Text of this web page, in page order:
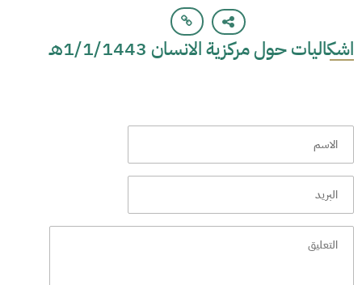
اشكاليات حول مركزية الانسان 1/1/1443هـ